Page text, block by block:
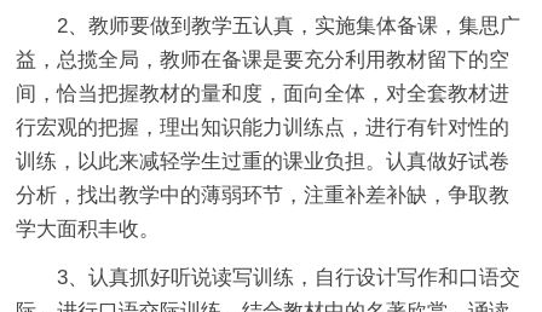
2、教师要做到教学五认真，实施集体备课，集思广
益，总揽全局，教师在备课是要充分利用教材留下的空
间，恰当把握教材的量和度，面向全体，对全套教材进
行宏观的把握，理出知识能力训练点，进行有针对性的
训练，以此来减轻学生过重的课业负担。认真做好试卷
分析，找出教学中的薄弱环节，注重补差补缺，争取教
学大面积丰收。
3、认真抓好听说读写训练，自行设计写作和口语交